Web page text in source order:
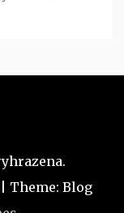
Theme: Blog